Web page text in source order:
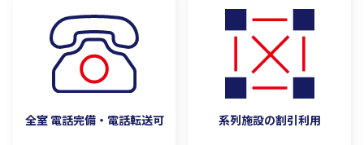
全室 電話完備・電話転送可 系列施設の割引利用